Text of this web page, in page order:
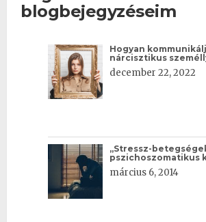
blogbejegyzéseim
Hogyan
nárcisztikus
december 22, 2022
„Stressz-
pszichoszomatikus
március 6, 2014